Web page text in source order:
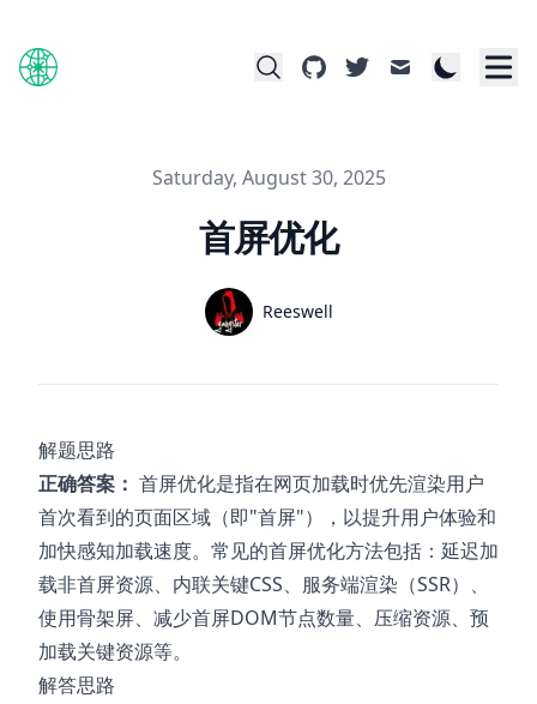
githubtwittermail
Published on
Saturday, August 30, 2025
首屏优化
Authors
Name
Reeswell
解题思路
正确答案： 首屏优化是指在网页加载时优先渲染用户
首次看到的页面区域（即"首屏"），以提升用户体验和
加快感知加载速度。常见的首屏优化方法包括：延迟加
载非首屏资源、内联关键CSS、服务端渲染（SSR）、
使用骨架屏、减少首屏DOM节点数量、压缩资源、预
加载关键资源等。
解答思路